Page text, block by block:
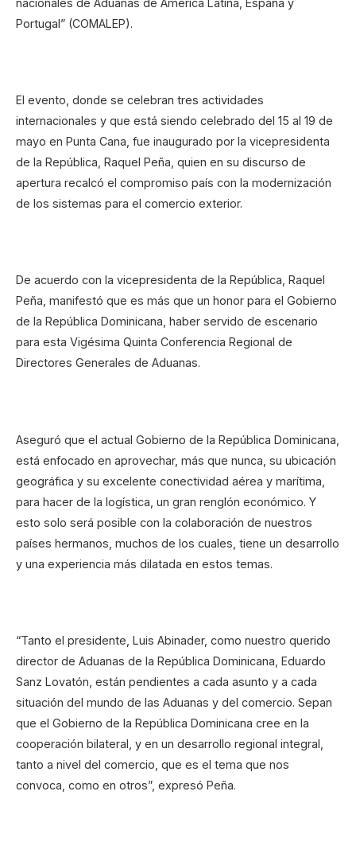
Portugal” (COMALEP).
El evento, donde se celebran tres actividades
internacionales y que está siendo celebrado del 15 al 19 de
mayo en Punta Cana, fue inaugurado por la vicepresidenta
de la República, Raquel Peña, quien en su discurso de
apertura recalcó el compromiso país con la modernización
de los sistemas para el comercio exterior.
De acuerdo con la vicepresidenta de la República, Raquel
Peña, manifestó que es más que un honor para el Gobierno
de la República Dominicana, haber servido de escenario
para esta Vigésima Quinta Conferencia Regional de
Directores Generales de Aduanas.
Aseguró que el actual Gobierno de la República Dominicana,
está enfocado en aprovechar, más que nunca, su ubicación
geográfica y su excelente conectividad aérea y marítima,
para hacer de la logística, un gran renglón económico. Y
esto solo será posible con la colaboración de nuestros
países hermanos, muchos de los cuales, tiene un desarrollo
y una experiencia más dilatada en estos temas.
“Tanto el presidente, Luis Abinader, como nuestro querido
director de Aduanas de la República Dominicana, Eduardo
Sanz Lovatón, están pendientes a cada asunto y a cada
situación del mundo de las Aduanas y del comercio. Sepan
que el Gobierno de la República Dominicana cree en la
cooperación bilateral, y en un desarrollo regional integral,
tanto a nivel del comercio, que es el tema que nos
convoca, como en otros”, expresó Peña.